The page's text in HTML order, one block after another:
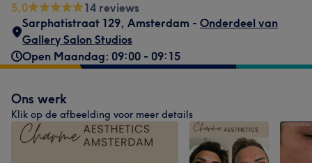
5,0
14 reviews
Sarphatistraat 129, Amsterdam - Onderdeel van
Gallery Salon Studios
Open Maandag: 09:00 - 09:15
Ons werk
Klik op de afbeelding voor meer details